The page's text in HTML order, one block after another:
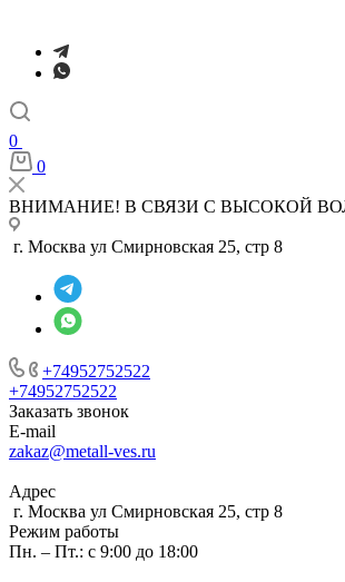
0
0
ВНИМАНИЕ! В СВЯЗИ С ВЫСОКОЙ
г. Москва ул Смирновская 25, стр 8
+74952752522
+74952752522
Заказать звонок
E-mail
zakaz@metall-ves.ru
Адрес
г. Москва ул Смирновская 25, стр 8
Режим работы
Пн. – Пт.: с 9:00 до 18:00